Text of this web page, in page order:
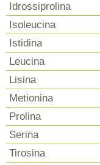
Idrossiprolina
Isoleucina
Istidina
Leucina
Lisina
Metionina
Prolina
Serina
Tirosina